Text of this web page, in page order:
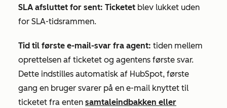
SLA afsluttet for sent: Ticketet blev lukket uden
for SLA-tidsrammen.
Tid til første e-mail-svar fra agent: tiden mellem
oprettelsen af ticketet og agentens første svar.
Dette indstilles automatisk af HubSpot, første
gang en bruger svarer på en e-mail knyttet til
ticketet fra enten samtaleindbakken eller